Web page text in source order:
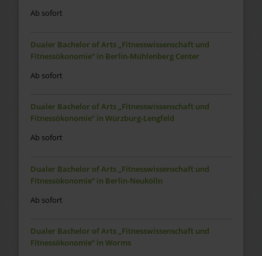
Ab sofort
Dualer Bachelor of Arts „Fitnesswissenschaft und
Fitnessökonomie“ in Berlin-Mühlenberg Center
Ab sofort
Dualer Bachelor of Arts „Fitnesswissenschaft und
Fitnessökonomie“ in Würzburg-Lengfeld
Ab sofort
Dualer Bachelor of Arts „Fitnesswissenschaft und
Fitnessökonomie“ in Berlin-Neukölln
Ab sofort
Dualer Bachelor of Arts „Fitnesswissenschaft und
Fitnessökonomie“ in Worms